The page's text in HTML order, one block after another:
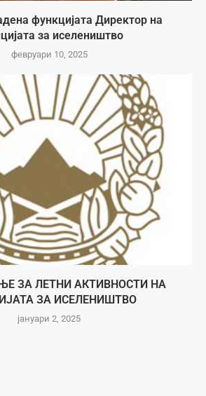
функцијата Директор на
за иселеништво
февруари 10, 2025
ЗА ЛЕТНИ АКТИВНОСТИ НА
ЗА ИСЕЛЕНИШТВО
јануари 2, 2025